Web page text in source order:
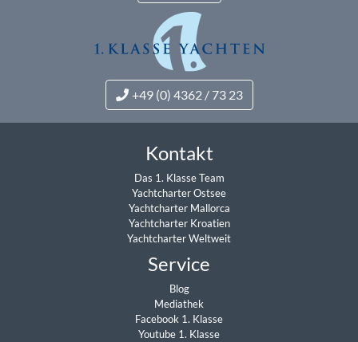
+49 (0) 4362 / 73 23
Kontakt
Das 1. Klasse Team
Yachtcharter Ostsee
Yachtcharter Mallorca
Yachtcharter Kroatien
Yachtcharter Weltweit
Service
Blog
Mediathek
Facebook 1. Klasse
Youtube 1. Klasse